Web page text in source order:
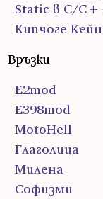
Static в C/
Кипчоге
Връзки
E2mod
E398mod
MotoHell
Глаголица
Милена
Софизми